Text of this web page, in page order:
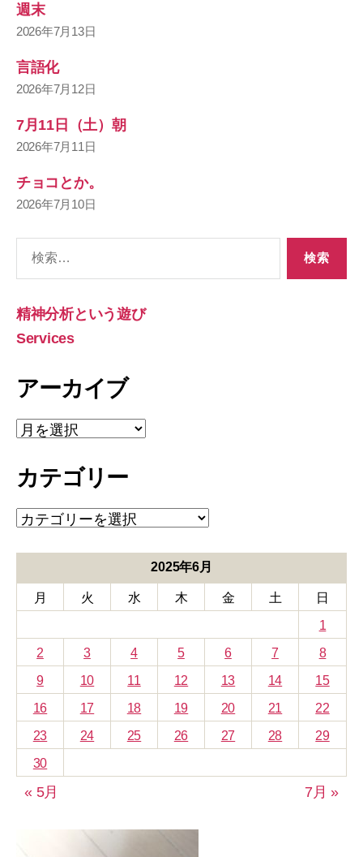
週末
2026年7月13日
言語化
2026年7月12日
7月11日（土）朝
2026年7月11日
チョコとか。
2026年7月10日
象:
精神分析という遊び
Services
アーカイブ
ア
ー
イ
カテゴリー
カ
テ
ー
2025年6月
月 火 水 木 金 土
日
1
2
3 4 5 6 7
8
9
10 11 12 13 14
15
16
17 18 19 20 21
22
23
24 25 26 27 28
29
30
« 5月 7月 »